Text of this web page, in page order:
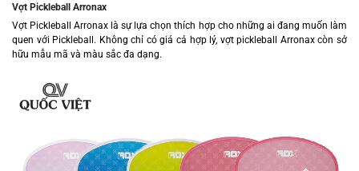
Vợt Pickleball Arronax
Vợt Pickleball Arronax là sự lựa chọn thích hợp cho những ai đang muốn làm
quen với Pickleball. Không chỉ có giá cả hợp lý, vợt pickleball Arronax còn sở
hữu mẫu mã và màu sắc đa dạng.